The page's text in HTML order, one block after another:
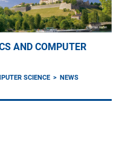
AND COMPUTER
SCIENCE
NEWS